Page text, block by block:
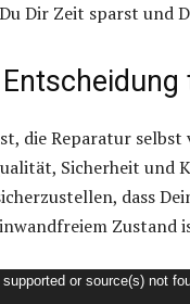
Dir Zeit sparst und
die Reparatur
Sicherheit und
dass
Zustand
or source(s) not